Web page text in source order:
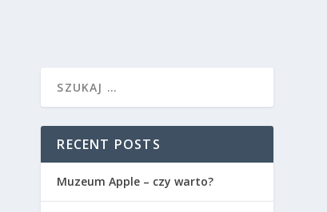
RECENT POSTS
Muzeum Apple – czy warto?